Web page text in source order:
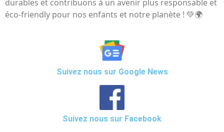
durables et contribuons à un avenir plus responsable et
éco-friendly pour nos enfants et notre planète ! 💚🌍
Suivez nous sur Google News
Suivez nous sur Facebook